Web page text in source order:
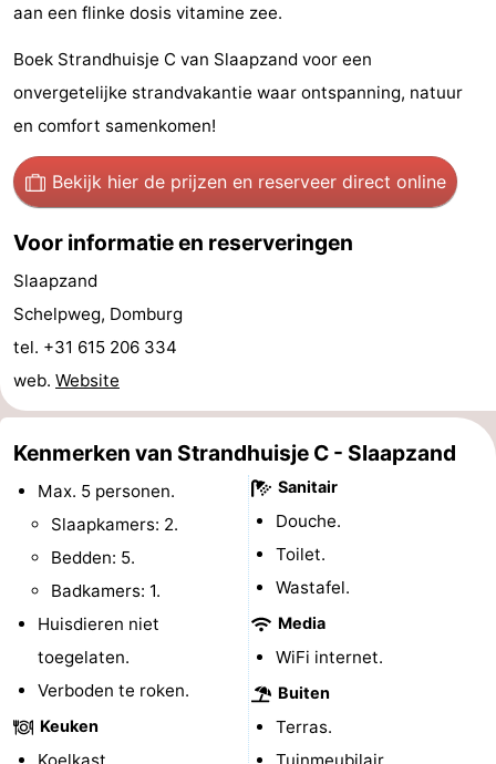
Steden
Rondleidingen
Sporten
Zwembaden
-
Fietsen
-
Wandelen
-
Paardrijden
-
Golfbanen
Eten
en
drinken
Ringrijden
Mondriaan
Toorop
Evenementen
Praktisch
Forum
aan een flinke dosis vitamine zee.
Boek Strandhuisje C van Slaapzand voor een
onvergetelijke strandvakantie waar ontspanning, natuur
en comfort samenkomen!
Bekijk hier de prijzen en reserveer direct online
Voor informatie en reserveringen
Slaapzand
Schelpweg, Domburg
tel. +31 615 206 334
web. Website
Kenmerken van Strandhuisje C - Slaapzand
Max. 5 personen.
Slaapkamers: 2.
Bedden: 5.
Badkamers: 1.
Huisdieren niet
toegelaten.
Verboden te roken.
Keuken
Sanitair
Douche.
Toilet.
Wastafel.
Media
WiFi internet.
Buiten
Terras.